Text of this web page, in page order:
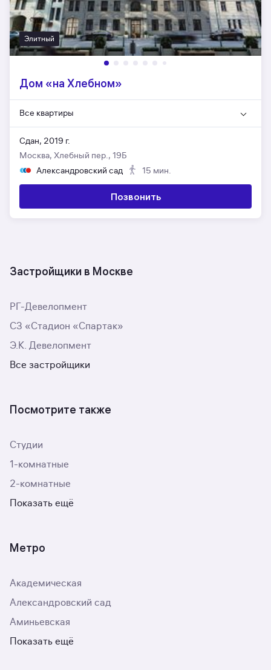
Элитный
Дом «на Хлебном»
Все квартиры
Сдан, 2019 г.
Москва, Хлебный пер., 19Б
Александровский сад
15 мин.
Позвонить
Застройщики в Москве
РГ-Девелопмент
СЗ «Стадион «Спартак»
Э.К. Девелопмент
Все застройщики
Посмотрите также
Студии
1-комнатные
2-комнатные
Показать ещё
Метро
Академическая
Александровский сад
Аминьевская
Показать ещё